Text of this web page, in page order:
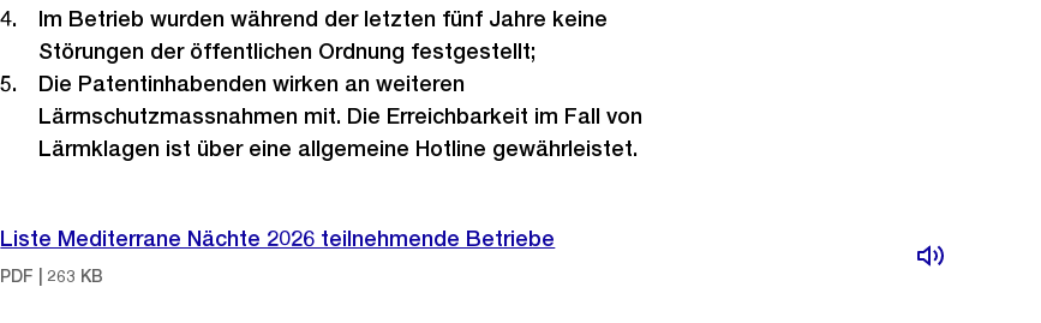
Im Betrieb wurden während der letzten fünf Jahre keine
Störungen der öffentlichen Ordnung festgestellt;
Die Patentinhabenden wirken an weiteren
Lärmschutzmassnahmen mit. Die Erreichbarkeit im Fall von
Lärmklagen ist über eine allgemeine Hotline gewährleistet.
Liste Mediterrane Nächte 2026 teilnehmende Betriebe
PDF | 263 KB